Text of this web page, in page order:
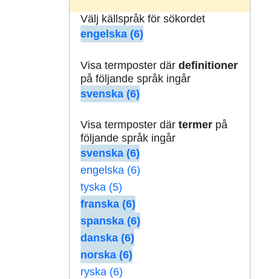
Välj källspråk för sökordet
engelska (6)
Visa termposter där definitioner
på följande språk ingår
svenska (6)
Visa termposter där termerpå
följande språk ingår
svenska (6)
engelska (6)
tyska (5)
franska (6)
spanska (6)
danska (6)
norska (6)
ryska (6)